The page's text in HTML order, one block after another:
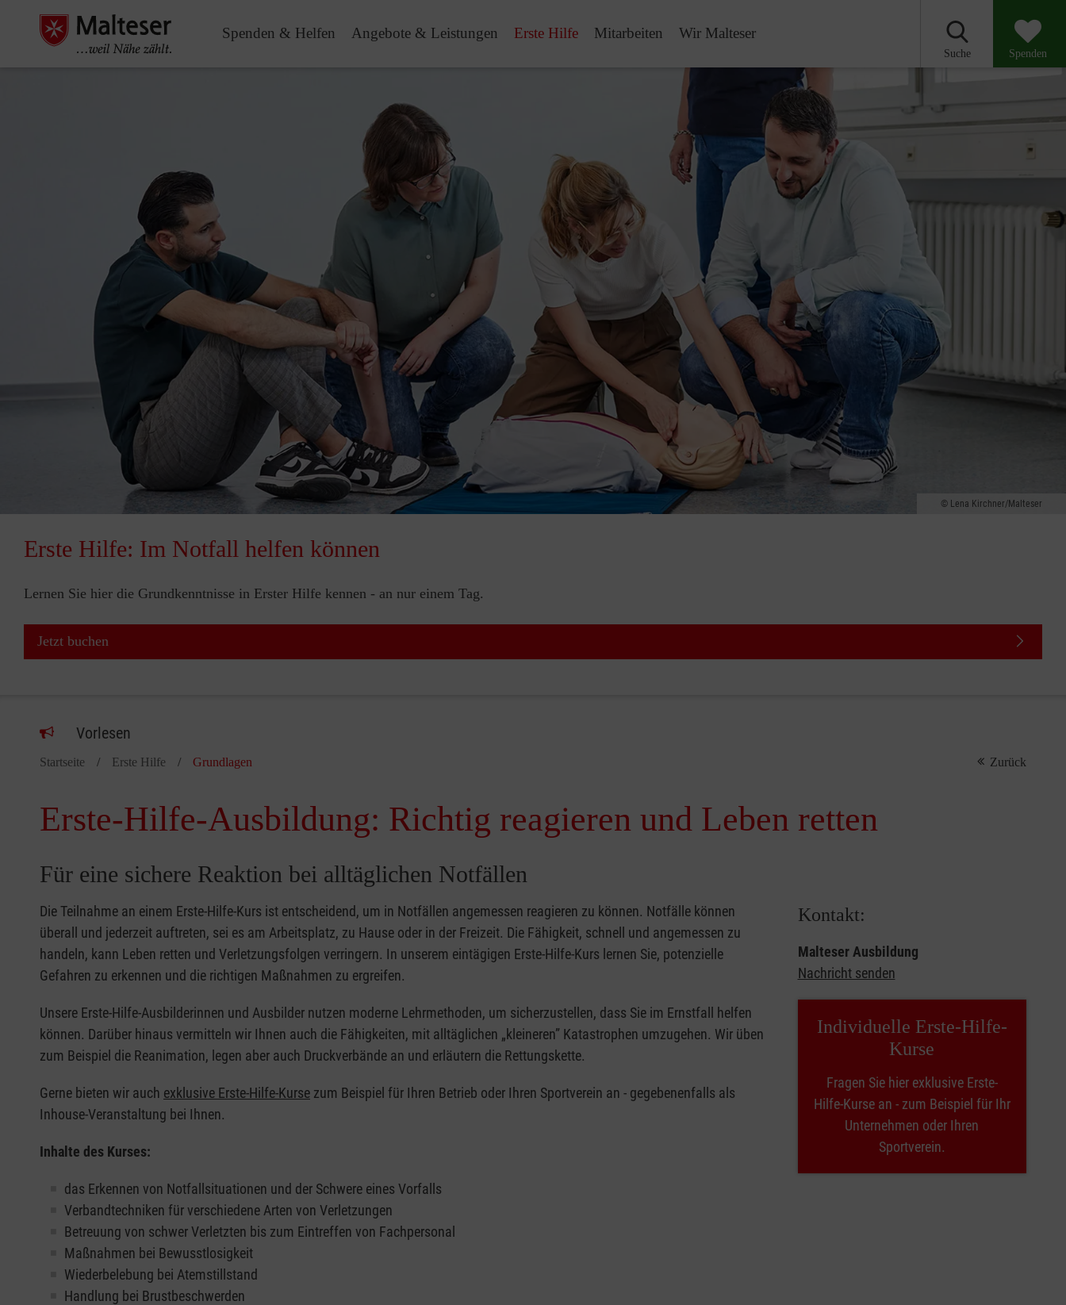
Spenden & Helfen Angebote & Leistungen Erste Hilfe Mitarbeiten Wir Malteser
Suche Spenden
Lena Kirchner/Malteser
Erste Hilfe: Im Notfall helfen können
Lernen Sie hier die Grundkenntnisse in Erster Hilfe kennen - an nur einem Tag.
Jetzt buchen
Vorlesen
Startseite Erste Hilfe Grundlagen Zurück
Erste-Hilfe-Ausbildung: Richtig reagieren und Leben retten
Für eine sichere Reaktion bei alltäglichen Notfällen
Die Teilnahme an einem Erste-Hilfe-Kurs ist entscheidend, um in Notfällen angemessen reagieren zu können. Notfälle können
überall und jederzeit auftreten, sei es am Arbeitsplatz, zu Hause oder in der Freizeit. Die Fähigkeit, schnell und angemessen zu
handeln, kann Leben retten und Verletzungsfolgen verringern. In unserem eintägigen Erste-Hilfe-Kurs lernen Sie, potenzielle
Gefahren zu erkennen und die richtigen Maßnahmen zu ergreifen.
Unsere Erste-Hilfe-Ausbilderinnen und Ausbilder nutzen moderne Lehrmethoden, um sicherzustellen, dass Sie im Ernstfall helfen
können. Darüber hinaus vermitteln wir Ihnen auch die Fähigkeiten, mit alltäglichen „kleineren” Katastrophen umzugehen. Wir üben
zum Beispiel die Reanimation, legen aber auch Druckverbände an und erläutern die Rettungskette.
Gerne bieten wir auch exklusive Erste-Hilfe-Kurse zum Beispiel für Ihren Betrieb oder Ihren Sportverein an - gegebenenfalls als
Inhouse-Veranstaltung bei Ihnen.
Inhalte des Kurses:
das Erkennen von Notfallsituationen und der Schwere eines Vorfalls
Verbandtechniken für verschiedene Arten von Verletzungen
Betreuung von schwer Verletzten bis zum Eintreffen von Fachpersonal
Maßnahmen bei Bewusstlosigkeit
Wiederbelebung bei Atemstillstand
Handlung bei Brustbeschwerden
Kontakt:
Malteser Ausbildung
Nachricht senden
Individuelle Erste-Hilfe-
Kurse
Fragen Sie hier exklusive Erste-
Hilfe-Kurse an - zum Beispiel für Ihr
Unternehmen oder Ihren
Sportverein.